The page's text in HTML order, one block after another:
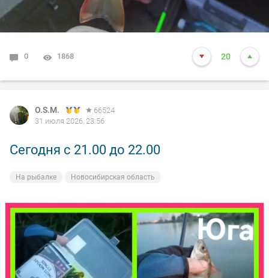
0 1868 20
O.S.M.
66524
31 июля 2026, 23:56
Сегодня с 21.00 до 22.00
На рыбалке Новосибирская область